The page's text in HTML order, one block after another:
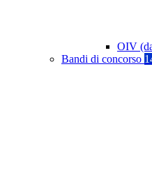
OIV
Bandi di concorso